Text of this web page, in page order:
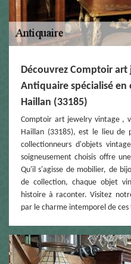
Découvrez Comptoir
Antiquaire spécialisé en
Haillan (33185)
Comptoir art jewelry vintage ,
Haillan (33185), est le lieu de
collectionneurs d'objets
soigneusement choisis offre
Qu'il s'agisse de mobilier, de
de collection, chaque objet
histoire à raconter. Visitez
par le charme intemporel de